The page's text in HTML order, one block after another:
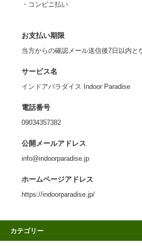
・コンビニ払い
お支払い期限
当方からの確認メール送信後7日以内と
サービス名
インドアパラダイス Indoor Paradise
電話番号
09034357382
公開メールアドレス
info@indoorparadise.jp
ホームページアドレス
https://indoorparadise.jp/
カテゴリー